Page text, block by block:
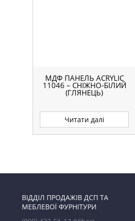
МДФ ПАНЕЛЬ ACRYLIC
11046 – СНІЖНО-БІЛИЙ
(ГЛЯНЕЦЬ)
Читати далі
ВІДДІЛ ПРОДАЖІВ ДСП ТА
МЕБЛЕВОЇ ФУРНІТУРИ